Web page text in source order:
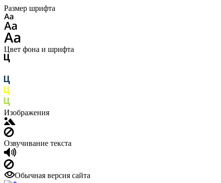
Размер шрифта
Цвет фона и шрифта
Изображения
Озвучивание текста
Обычная версия сайта